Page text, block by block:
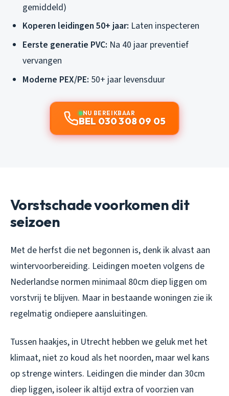
gemiddeld)
Koperen leidingen 50+ jaar: Laten inspecteren
Eerste generatie PVC: Na 40 jaar preventief
vervangen
Moderne PEX/PE: 50+ jaar levensduur
NU BEREIKBAAR
BEL 030 308 09 05
Vorstschade voorkomen dit
seizoen
Met de herfst die net begonnen is, denk ik alvast aan
wintervoorbereiding. Leidingen moeten volgens de
Nederlandse normen minimaal 80cm diep liggen om
vorstvrij te blijven. Maar in bestaande woningen zie ik
regelmatig ondiepere aansluitingen.
Tussen haakjes, in Utrecht hebben we geluk met het
klimaat, niet zo koud als het noorden, maar wel kans
op strenge winters. Leidingen die minder dan 30cm
diep liggen, isoleer ik altijd extra of voorzien van